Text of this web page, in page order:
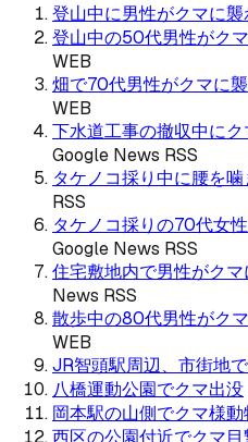
登山中に男性がクマに
登山中の50代男性がク
WEB
畑で70代男性がクマに
WEB
下水道工事の撤収中に
Google News RSS
タケノコ採り中に腰を
RSS
タケノコ採りの70代女
Google News RSS
住宅敷地内で男性がク
News RSS
散歩中の80代男性がク
WEB
JR智頭駅周辺、市街地
八橋運動公園でクマ出没
岡本駅の山側でクマ様
西区の公園付近でクマ目